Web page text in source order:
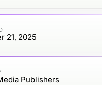
21, 2025
Publishers